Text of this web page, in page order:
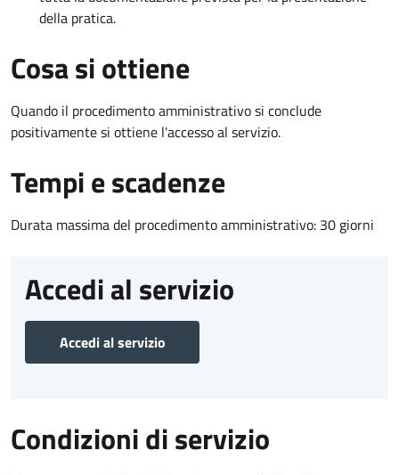
della pratica.
Cosa si ottiene
Quando il procedimento amministrativo si conclude
positivamente si ottiene l'accesso al servizio.
Tempi e scadenze
Durata massima del procedimento amministrativo: 30 giorni
Accedi al servizio
Accedi al servizio
Condizioni di servizio